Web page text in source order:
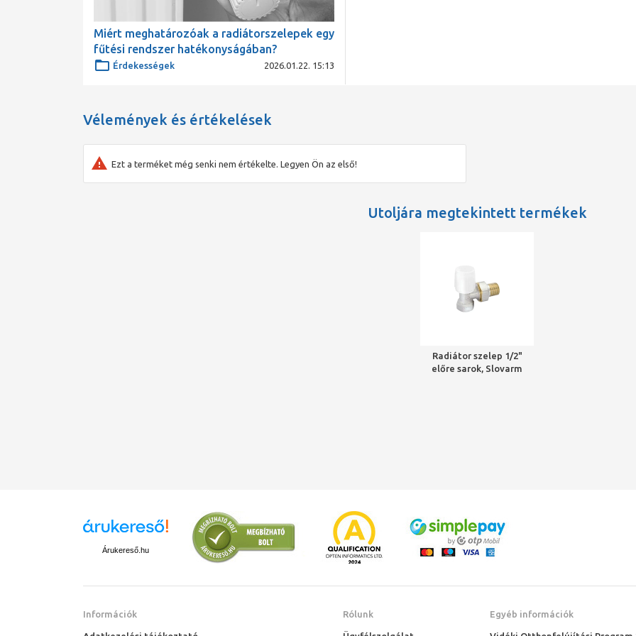
Miért meghatározóak a radiátorszelepek egy
fűtési rendszer hatékonyságában?
Érdekességek 2026.01.22. 15:13
Vélemények és értékelések
Ezt a terméket még senki nem értékelte. Legyen Ön az első!
Utoljára megtekintett termékek
Radiátor szelep 1/2"
előre sarok, Slovarm
Árukereső.hu
Információk Rólunk Egyéb információk